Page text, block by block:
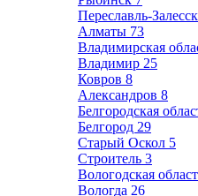
Переславль-
Алматы 73
Владимирская
Владимир 25
Ковров 8
Александров 8
Белгородская
Белгород 29
Старый Оскол 5
Строитель 3
Вологодская
Вологда 26